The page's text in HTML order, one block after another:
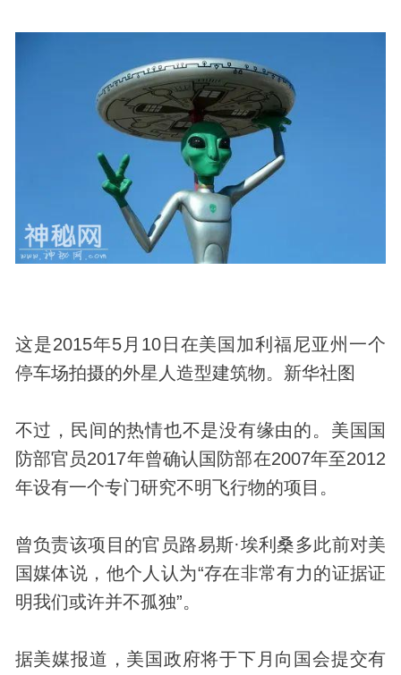
这是2015年5月10日在美国加利福尼亚州一个
停车场拍摄的外星人造型建筑物。新华社图
不过，民间的热情也不是没有缘由的。美国国
防部官员2017年曾确认国防部在2007年至2012
年设有一个专门研究不明飞行物的项目。
曾负责该项目的官员路易斯·埃利桑多此前对美
国媒体说，他个人认为“存在非常有力的证据证
明我们或许并不孤独”。
据美媒报道，美国政府将于下月向国会提交有